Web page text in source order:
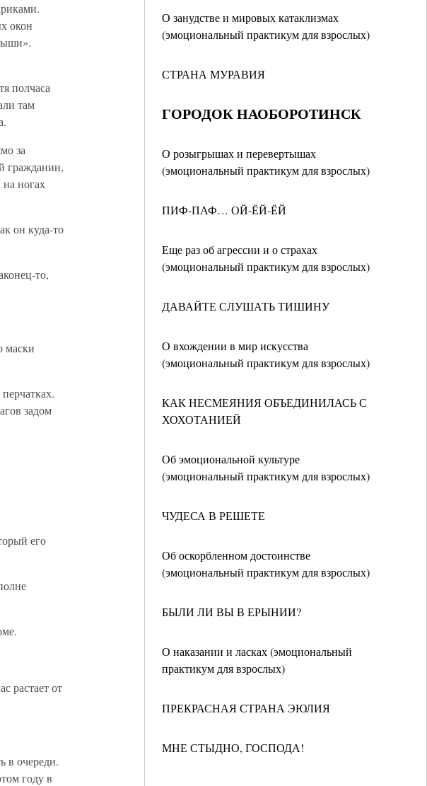
О занудстве и мировых катаклизмах
(эмоциональный практикум для взрослых)
СТРАНА МУРАВИЯ
ГОРОДОК НАОБОРОТИНСК
О розыгрышах и перевертышах
(эмоциональный практикум для взрослых)
ПИФ-ПАФ… ОЙ-ЁЙ-ЁЙ
Еще раз об агрессии и о страхах
(эмоциональный практикум для взрослых)
ДАВАЙТЕ СЛУШАТЬ ТИШИНУ
О вхождении в мир искусства
(эмоциональный практикум для взрослых)
КАК НЕСМЕЯНИЯ ОБЪЕДИНИЛАСЬ С
ХОХОТАНИЕЙ
Об эмоциональной культуре
(эмоциональный практикум для взрослых)
ЧУДЕСА В РЕШЕТЕ
Об оскорбленном достоинстве
(эмоциональный практикум для взрослых)
БЫЛИ ЛИ ВЫ В ЕРЫНИИ?
О наказании и ласках (эмоциональный
практикум для взрослых)
ПРЕКРАСНАЯ СТРАНА ЭЮЛИЯ
МНЕ СТЫДНО, ГОСПОДА!
окон
полчаса
там
за
гражданин,
на ногах
он куда-то
то,
маски
задом
его
растает от
в очереди.
году в